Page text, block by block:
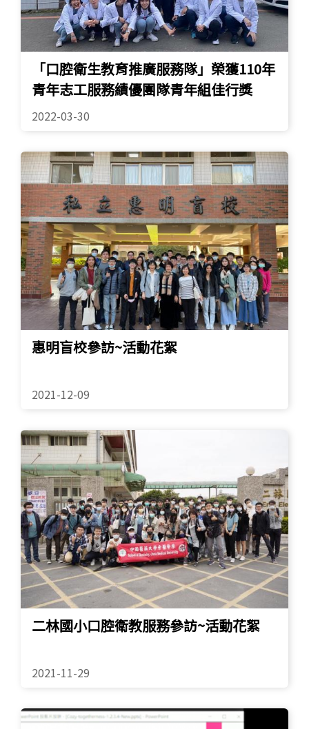
「口腔衛生教育推廣服務隊」榮獲110年
青年志工服務績優團隊青年組佳行獎
2022-03-30
惠明盲校參訪~活動花絮
2021-12-09
二林國小口腔衛教服務參訪~活動花絮
2021-11-29